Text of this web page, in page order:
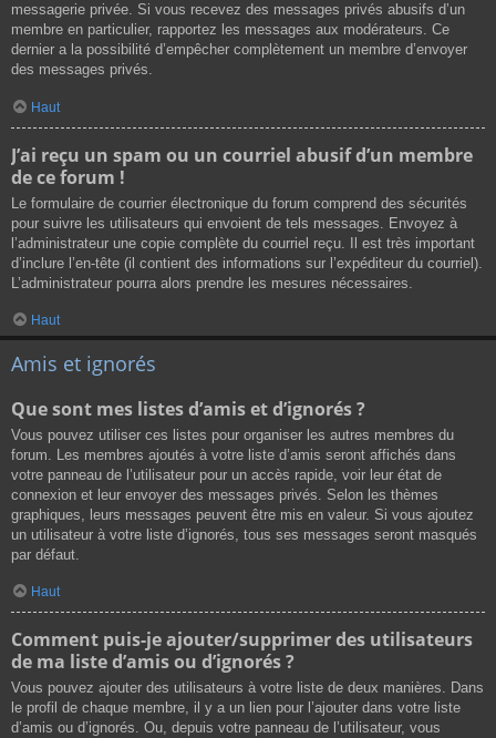
messagerie privée. Si vous recevez des messages privés abusifs d’un
membre en particulier, rapportez les messages aux modérateurs. Ce
dernier a la possibilité d’empêcher complètement un membre d’envoyer
des messages privés.
Haut
J’ai reçu un spam ou un courriel abusif d’un membre
de ce forum !
Le formulaire de courrier électronique du forum comprend des sécurités
pour suivre les utilisateurs qui envoient de tels messages. Envoyez à
l’administrateur une copie complète du courriel reçu. Il est très important
d’inclure l’en-tête (il contient des informations sur l’expéditeur du courriel).
L’administrateur pourra alors prendre les mesures nécessaires.
Haut
Amis et ignorés
Que sont mes listes d’amis et d’ignorés ?
Vous pouvez utiliser ces listes pour organiser les autres membres du
forum. Les membres ajoutés à votre liste d’amis seront affichés dans
votre panneau de l’utilisateur pour un accès rapide, voir leur état de
connexion et leur envoyer des messages privés. Selon les thèmes
graphiques, leurs messages peuvent être mis en valeur. Si vous ajoutez
un utilisateur à votre liste d’ignorés, tous ses messages seront masqués
par défaut.
Haut
Comment puis-je ajouter/supprimer des utilisateurs
de ma liste d’amis ou d’ignorés ?
Vous pouvez ajouter des utilisateurs à votre liste de deux manières. Dans
le profil de chaque membre, il y a un lien pour l’ajouter dans votre liste
d’amis ou d’ignorés. Ou, depuis votre panneau de l’utilisateur, vous